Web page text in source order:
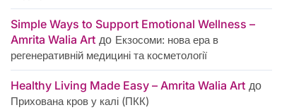
Simple Ways to Support Emotional Wellness –
Amrita Walia Art до Екзосоми: нова ера в
регенеративній медицині та косметології
Healthy Living Made Easy – Amrita Walia Art до
Прихована кров у калі (ПКК)